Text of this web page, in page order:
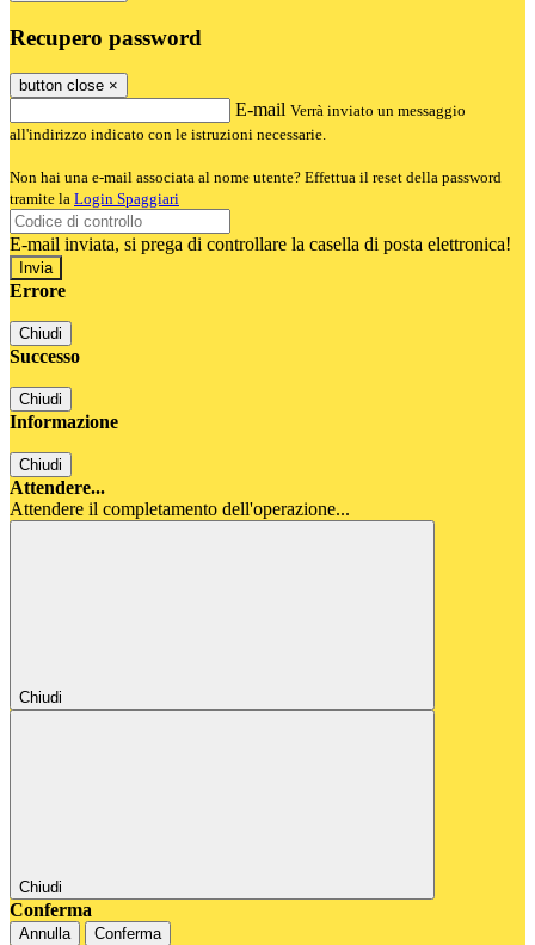
Recupero password
button close ×
E-mail Verrà inviato un messaggio
all'indirizzo indicato con le istruzioni necessarie.
Non hai una e-mail associata al nome utente? Effettua il reset della password
tramite la Login Spaggiari
E-mail inviata, si prega di controllare la casella di posta elettronica!
Errore
Chiudi
Successo
Chiudi
Informazione
Chiudi
Attendere...
Attendere il completamento dell'operazione...
Chiudi
Chiudi
Conferma
Annulla Conferma